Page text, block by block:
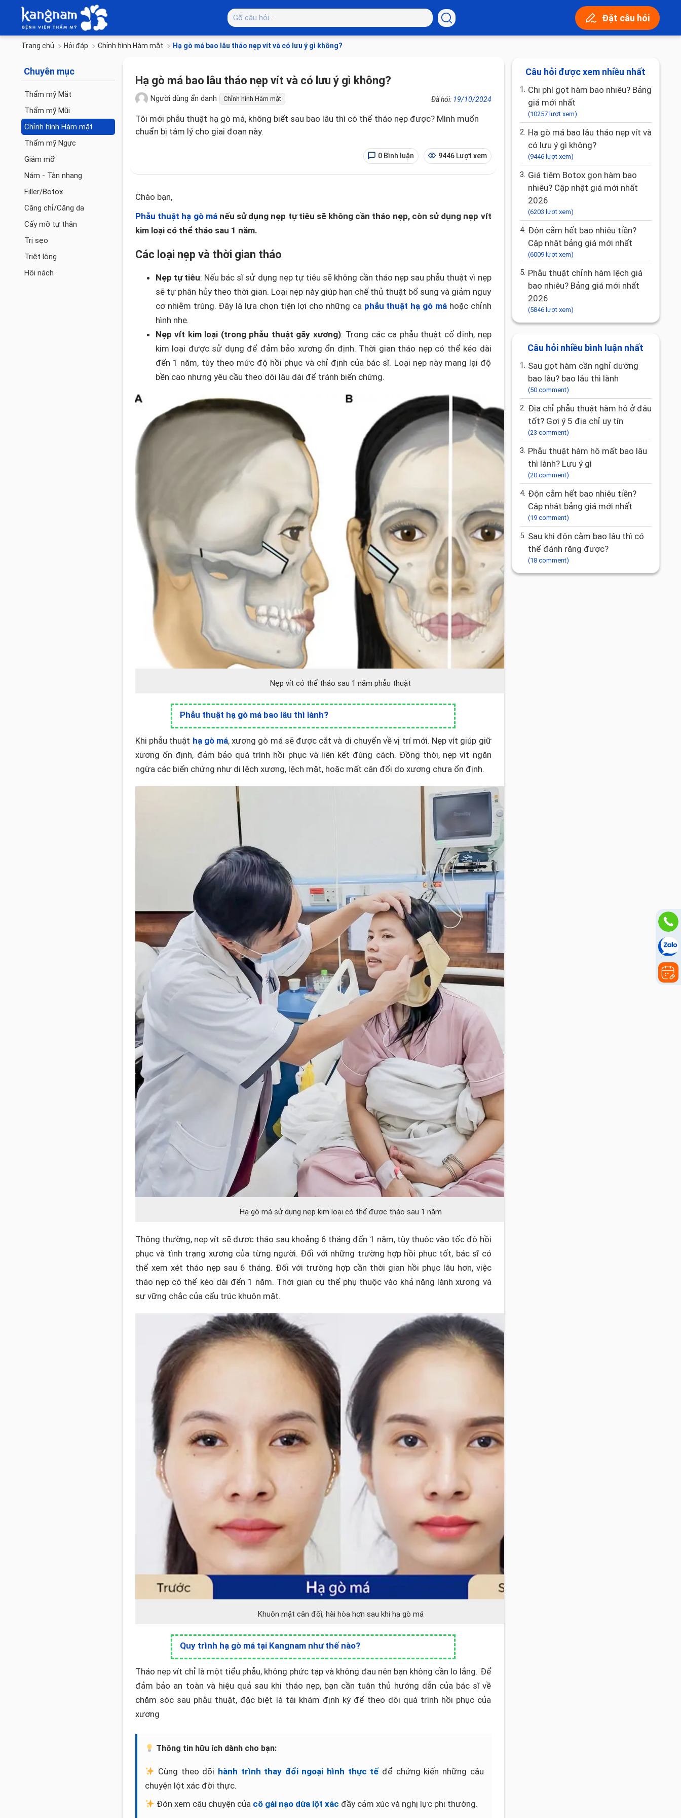
Đặt câu hỏi
Trang chủ Hỏi đáp Chỉnh hình Hàm mặt Hạ gò má bao lâu tháo nẹp vít và có lưu ý gì không?
Chuyên mục
Thẩm mỹ Mắt
Thẩm mỹ Mũi
Chỉnh hình Hàm mặt
Thẩm mỹ Ngực
Giảm mỡ
Nám - Tàn nhang
Filler/Botox
Căng chỉ/Căng da
Cấy mỡ tự thân
Trị sẹo
Triệt lông
Hôi nách
Hạ gò má bao lâu tháo nẹp vít và có lưu ý gì không?
Người dùng ẩn danh Chỉnh hình Hàm mặt Đã hỏi: 19/10/2024
Tôi mới phẫu thuật hạ gò má, không biết sau bao lâu thì có thể tháo nẹp được? Mình muốn
chuẩn bị tâm lý cho giai đoạn này.
0 Bình luận 9446 Lượt xem
Chào bạn,
Phẫu thuật hạ gò mánếu sử dụng nẹp tự tiêu sẽ không cần tháo nẹp, còn sử dụng nẹp vít
kim loại có thể tháo sau 1 năm.
Các loại nẹp và thời gian tháo
Nẹp tự tiêu: Nếu bác sĩ sử dụng nẹp tự tiêu sẽ không cần tháo nẹp sau phẫu thuật vì nẹp
sẽ tự phân hủy theo thời gian. Loại nẹp này giúp hạn chế thủ thuật bổ sung và giảm nguy
cơ nhiễm trùng. Đây là lựa chọn tiện lợi cho những ca phẫu thuật hạ gò máhoặc chỉnh
hình nhẹ.
Nẹp vít kim loại (trong phẫu thuật gãy xương): Trong các ca phẫu thuật cố định, nẹp
kim loại được sử dụng để đảm bảo xương ổn định. Thời gian tháo nẹp có thể kéo dài
đến 1 năm, tùy theo mức độ hồi phục và chỉ định của bác sĩ. Loại nẹp này mang lại độ
bền cao nhưng yêu cầu theo dõi lâu dài để tránh biến chứng.
Nẹp vít có thể tháo sau 1 năm phẫu thuật
Phẫu thuật hạ gò má bao lâu thì lành?
Khi phẫu thuật hạ gò má, xương gò má sẽ được cắt và di chuyển về vị trí mới. Nẹp vít giúp giữ
xương ổn định, đảm bảo quá trình hồi phục và liên kết đúng cách. Đồng thời, nẹp vít ngăn
ngừa các biến chứng như di lệch xương, lệch mặt, hoặc mất cân đối do xương chưa ổn định.
Hạ gò má sử dụng nẹp kim loại có thể được tháo sau 1 năm
Thông thường, nẹp vít sẽ được tháo sau khoảng 6 tháng đến 1 năm, tùy thuộc vào tốc độ hồi
phục và tình trạng xương của từng người. Đối với những trường hợp hồi phục tốt, bác sĩ có
thể xem xét tháo nẹp sau 6 tháng. Đối với trường hợp cần thời gian hồi phục lâu hơn, việc
tháo nẹp có thể kéo dài đến 1 năm. Thời gian cụ thể phụ thuộc vào khả năng lành xương và
sự vững chắc của cấu trúc khuôn mặt.
Khuôn mặt cân đối, hài hòa hơn sau khi hạ gò má
Quy trình hạ gò má tại Kangnam như thế nào?
Tháo nẹp vít chỉ là một tiểu phẫu, không phức tạp và không đau nên bạn không cần lo lắng. Để
đảm bảo an toàn và hiệu quả sau khi tháo nẹp, bạn cần tuân thủ hướng dẫn của bác sĩ về
chăm sóc sau phẫu thuật, đặc biệt là tái khám định kỳ để theo dõi quá trình hồi phục của
xương
Thông tin hữu ích dành cho bạn:
Cùng theo dõi hành trình thay đổi ngoại hình thực tếđể chứng kiến những câu
chuyện lột xác đời thực.
Đón xem câu chuyện của cô gái nạo dừa lột xác đầy cảm xúc và nghị lực phi thường.
Câu hỏi được xem nhiều nhất
1. Chi phí gọt hàm bao nhiêu? Bảng
giá mới nhất
(10257 lượt xem)
2. Hạ gò má bao lâu tháo nẹp vít và
có lưu ý gì không?
(9446 lượt xem)
3. Giá tiêm Botox gọn hàm bao
nhiêu? Cập nhật giá mới nhất
2026
(6203 lượt xem)
4. Độn cằm hết bao nhiêu tiền?
Cập nhật bảng giá mới nhất
(6009 lượt xem)
5. Phẫu thuật chỉnh hàm lệch giá
bao nhiêu? Bảng giá mới nhất
2026
(5846 lượt xem)
Câu hỏi nhiều bình luận nhất
1. Sau gọt hàm cần nghỉ dưỡng
bao lâu? bao lâu thì lành
(50 comment)
2. Địa chỉ phẫu thuật hàm hô ở đâu
tốt? Gợi ý 5 địa chỉ uy tín
(23 comment)
3. Phẫu thuật hàm hô mất bao lâu
thì lành? Lưu ý gì
(20 comment)
4. Độn cằm hết bao nhiêu tiền?
Cập nhật bảng giá mới nhất
(19 comment)
5. Sau khi độn cằm bao lâu thì có
thể đánh răng được?
(18 comment)